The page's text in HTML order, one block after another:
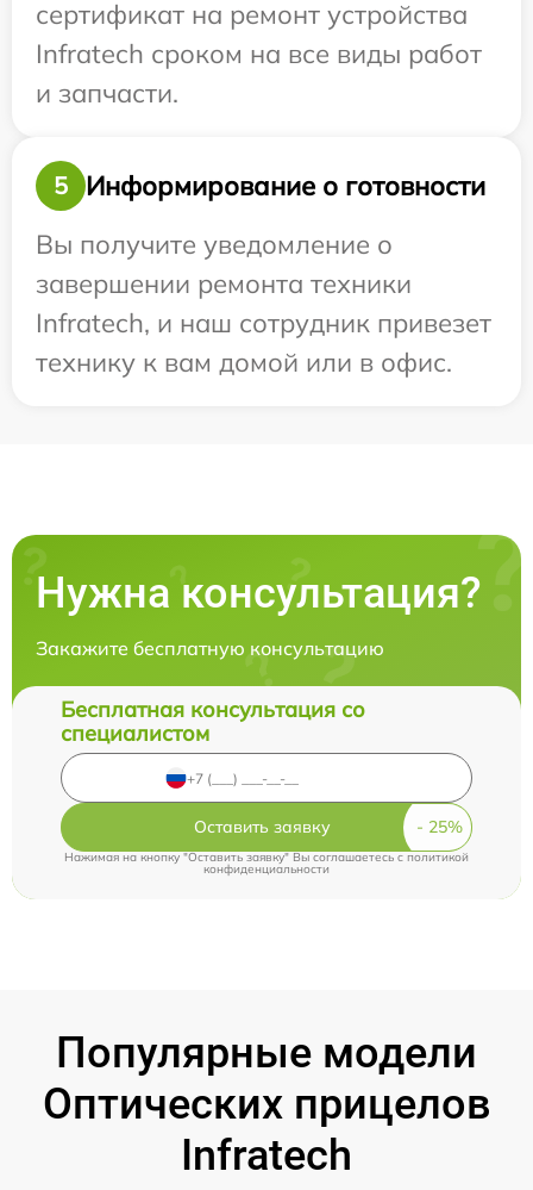
сертификат на ремонт устройства
Infratech сроком на все виды работ
и запчасти.
5
Информирование о готовности
Вы получите уведомление о
завершении ремонта техники
Infratech, и наш сотрудник привезет
технику к вам домой или в офис.
Нужна консультация?
Закажите бесплатную консультацию
Бесплатная консультация со
специалистом
Оставить заявку
Нажимая на кнопку "Оставить заявку" Вы соглашаетесь cполитикой
конфиденциальности
Популярные модели
Оптических прицелов
Infratech